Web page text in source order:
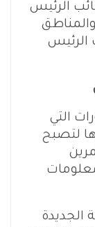
الرئيس
والمناطق
الرئيس
التي
لتصبح
الجديدة